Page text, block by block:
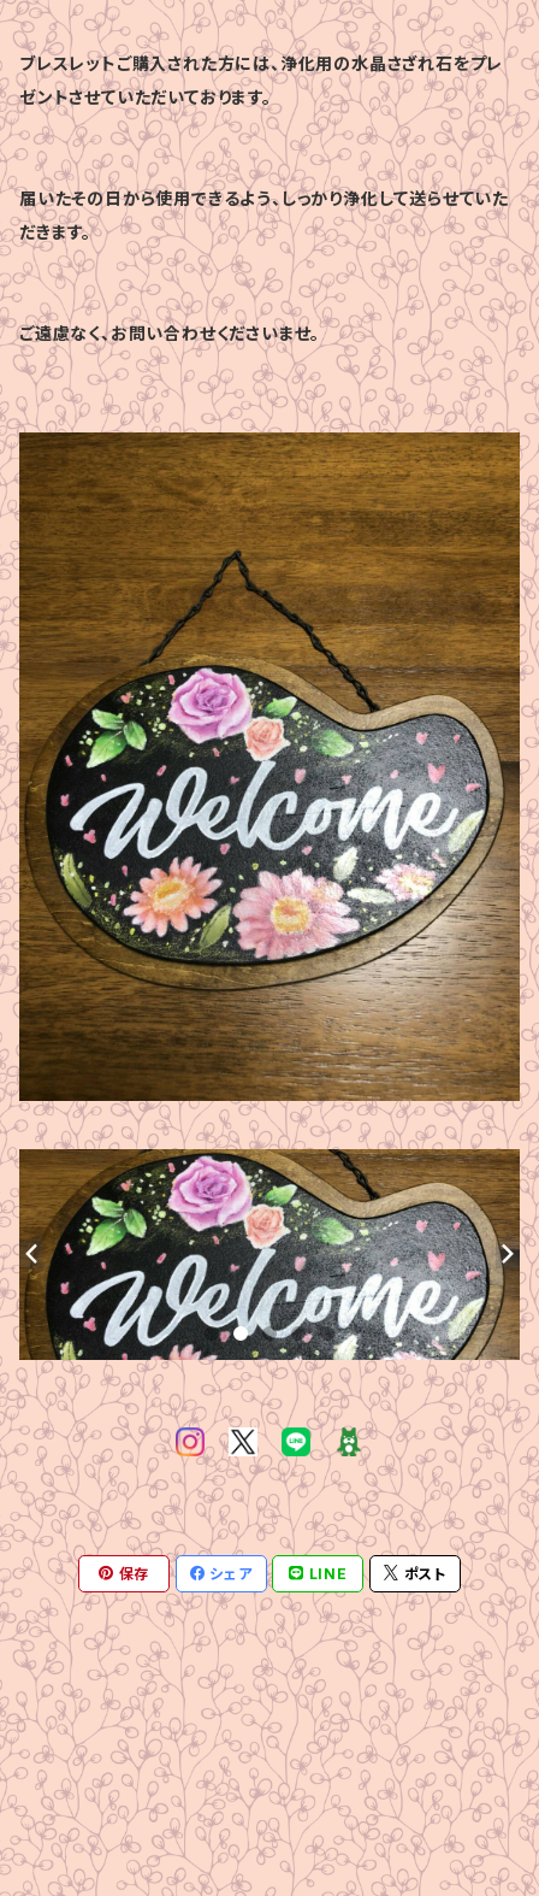
ブレスレットご購入された方には、浄化用の水晶さざれ石をプレ
ゼントさせていただいております。
届いたその日から使用できるよう、しっかり浄化して送らせていた
だきます。
ご遠慮なく、お問い合わせくださいませ。
保存 シェア LINE ポスト